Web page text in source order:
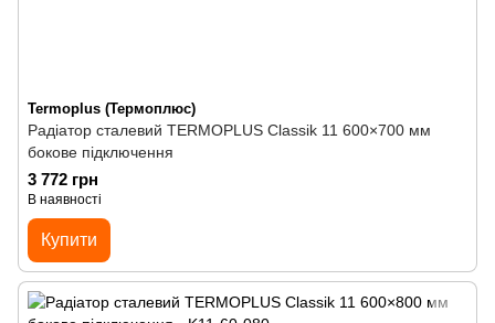
Termoplus (Термоплюс)
Радіатор сталевий TERMOPLUS Classik 11 600×700 мм
бокове підключення
3 772 грн
В наявності
Купити